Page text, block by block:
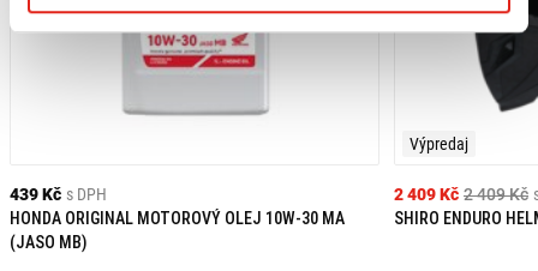
439 Kč s DPH
HONDA ORIGINAL MOTOROVÝ OLEJ 10W-30 MA
(JASO MB)
Výpredaj
2 409 Kč
2 409 Kč
SHIRO ENDURO